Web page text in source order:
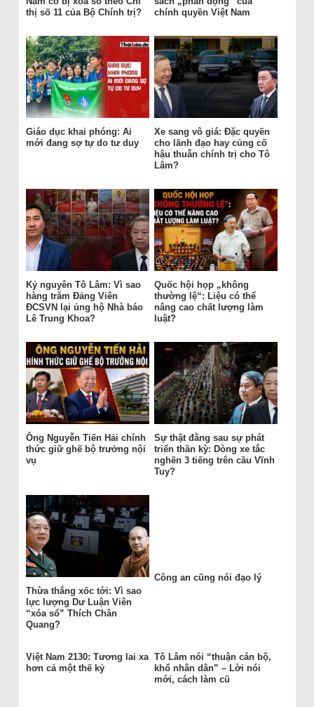
thị số 11 của Bộ Chính trị?
chính quyền Việt Nam
Giáo dục khai phóng: Ai
mới đang sợ tự do tư duy
Xe sang vô giá: Đặc quyền
cho lãnh đạo hay củng cố
hậu thuẫn chính trị cho Tô
Lâm?
Kỷ nguyên Tô Lâm: Vì sao
hàng trăm Đảng Viên
ĐCSVN lại ủng hộ Nhà báo
Lê Trung Khoa?
Quốc hội họp „không
thường lệ“: Liệu có thể
nâng cao chất lượng làm
luật?
Ông Nguyễn Tiến Hải chính
thức giữ ghế bộ trưởng nội
vụ
Sự thật đằng sau sự phát
triển thần kỳ: Dòng xe tắc
nghẽn 3 tiếng trên cầu Vĩnh
Tuy?
Thừa thắng xốc tới: Vì sao
lực lượng Dư Luận Viên
“xóa sổ” Thích Chân
Quang?
Công an cũng nói đạo lý
Việt Nam 2130: Tương lai xa
hơn cả một thế kỷ
Tô Lâm nói “thuận cán bộ,
khổ nhân dân” – Lời nói
mới, cách làm cũ